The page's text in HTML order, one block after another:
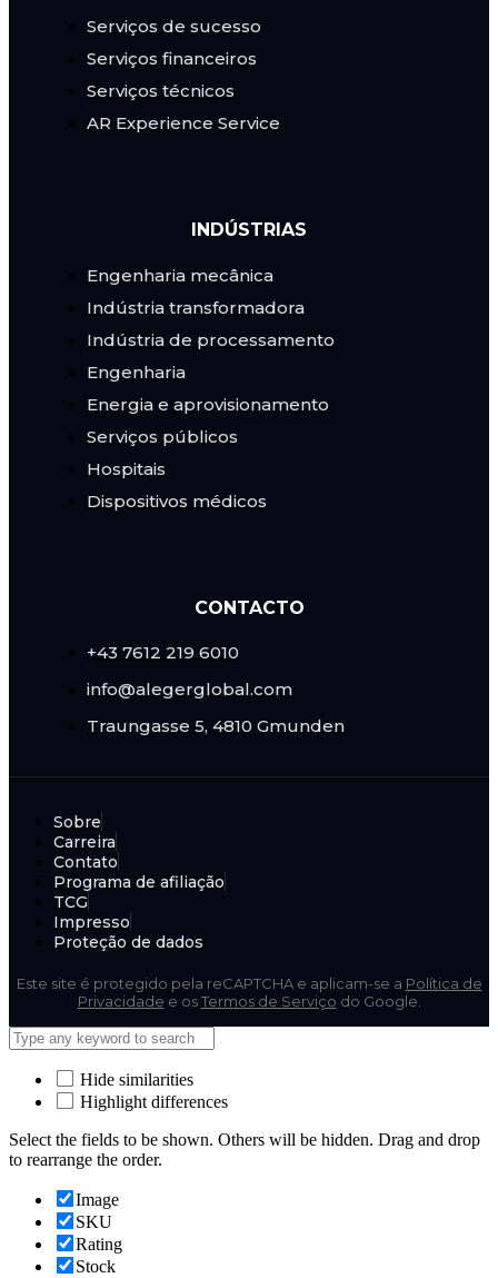
Serviços de sucesso
Serviços financeiros
Serviços técnicos
AR Experience Service
INDÚSTRIAS
Engenharia mecânica
Indústria transformadora
Indústria de processamento
Engenharia
Energia e aprovisionamento
Serviços públicos
Hospitais
Dispositivos médicos
CONTACTO
+43 7612 219 6010
info@alegerglobal.com
Traungasse 5, 4810 Gmunden
Sobre
Carreira
Contato
Programa de afiliação
TCG
Impresso
Proteção de dados
Este site é protegido pela reCAPTCHA e aplicam-se a Política de
Privacidade e osTermos de Serviço do Google.
Hide similarities
Highlight differences
Select the fields to be shown. Others will be hidden. Drag and drop
to rearrange the order.
Image
SKU
Rating
Stock